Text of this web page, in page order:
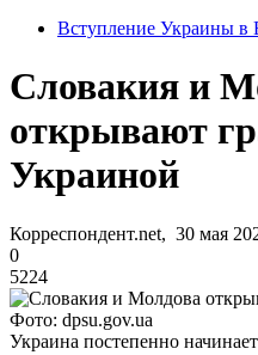
Вступление Украины в
Словакия и
открывают
Украиной
Корреспондент.net, 30 мая
0
5224
Фото: dpsu.gov.ua
Украина постепенно